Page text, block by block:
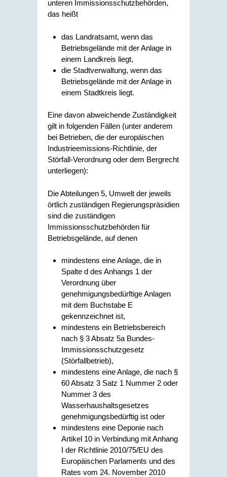
unteren Immissionsschutzbehörden,
das heißt
das Landratsamt, wenn das
Betriebsgelände mit der Anlage in
einem Landkreis liegt,
die Stadtverwaltung, wenn das
Betriebsgelände mit der Anlage in
einem Stadtkreis liegt.
Eine davon abweichende Zuständigkeit
gilt in folgenden Fällen (unter anderem
bei Betrieben, die der europäischen
Industrieemissions-Richtlinie, der
Störfall-Verordnung oder dem Bergrecht
unterliegen):
Die Abteilungen 5, Umwelt der jeweils
örtlich zuständigen Regierungspräsidien
sind die zuständigen
Immissionsschutzbehörden für
Betriebsgelände, auf denen
mindestens eine Anlage, die in
Spalte d des Anhangs 1 der
Verordnung über
genehmigungsbedürftige Anlagen
mit dem Buchstabe E
gekennzeichnet ist,
mindestens ein Betriebsbereich
nach § 3 Absatz 5a Bundes-
Immissionsschutzgesetz
(Störfallbetrieb),
mindestens eine Anlage, die nach §
60 Absatz 3 Satz 1 Nummer 2 oder
Nummer 3 des
Wasserhaushaltsgesetzes
genehmigungsbedürftig ist oder
mindestens eine Deponie nach
Artikel 10 in Verbindung mit Anhang
I der Richtlinie 2010/75/EU des
Europäischen Parlaments und des
Rates vom 24. November 2010